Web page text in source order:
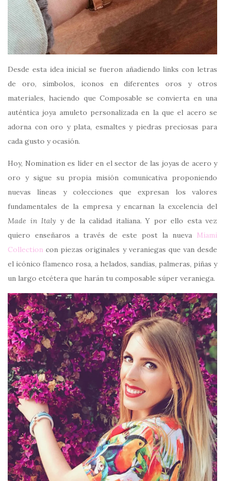
Desde esta idea inicial se fueron añadiendo links con letras
de oro, símbolos, iconos en diferentes oros y otros
materiales, haciendo que Composable se convierta en una
auténtica joya amuleto personalizada en la que el acero se
adorna con oro y plata, esmaltes y piedras preciosas para
cada gusto y ocasión.
Hoy, Nomination es líder en el sector de las joyas de acero y
oro y sigue su propia misión comunicativa proponiendo
nuevas líneas y colecciones que expresan los valores
fundamentales de la empresa y encarnan la excelencia del
Made in Italy y de la calidad italiana. Y por ello esta vez
quiero enseñaros a través de este post la nueva Miami
Collection con piezas originales y veraniegas que van desde
el icónico flamenco rosa, a helados, sandias, palmeras, piñas y
un largo etcétera que harán tu composable súper veraniega.